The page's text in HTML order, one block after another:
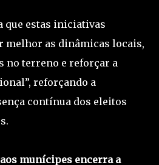
que estas iniciativas
melhor as dinâmicas locais,
no terreno e reforçar a
reforçando a
contínua dos eleitos
munícipes encerra a